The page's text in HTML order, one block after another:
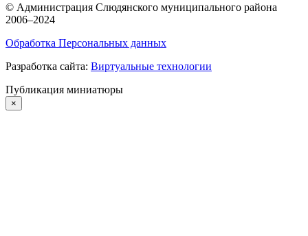
© Администрация Слюдянского муниципального района
2006–2024
Обработка Персональных данных
Разработка сайта: Виртуальные технологии
Публикация миниатюры
×